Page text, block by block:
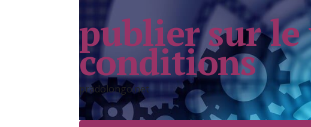
publier sur le
conditions
pradolongo.net